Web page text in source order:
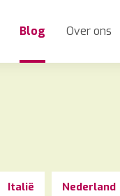
Blog Over ons
Italië Nederland